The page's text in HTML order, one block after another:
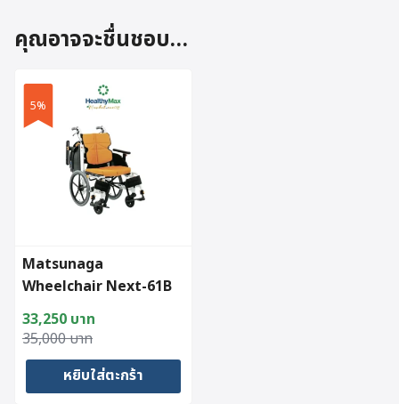
คุณอาจจะชื่นชอบ…
5%
Matsunaga
Wheelchair Next-61B
35,000บาท
Original
price
33,250 บาท
Current
price
หยิบใส่ตะกร้า